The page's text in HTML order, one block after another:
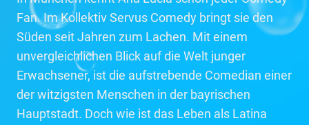
Fan. Im Kollektiv Servus Comedy bringt sie den
Süden seit Jahren zum Lachen. Mit einem
unvergleichlichen Blick auf die Welt junger
Erwachsener, ist die aufstrebende Comedian einer
der witzigsten Menschen in der bayrischen
Hauptstadt. Doch wie ist das Leben als Latina